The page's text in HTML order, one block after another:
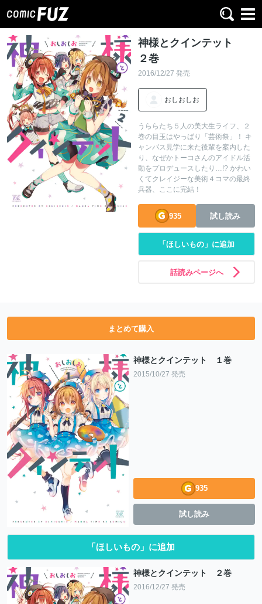
神様とクインテット
２巻
2016/12/27 発売
おしおしお
うららたち５人の美大生ライフ、２
巻の目玉はやっぱり「芸術祭」！ キ
ャンパス見学に来た後輩を案内した
り、なぜかトーコさんのアイドル活
動をプロデュースしたり…!? かわい
くてクレイジーな美術４コマの最終
兵器、ここに完結！
935 試し読み
「ほしいもの」に追加
話読みページへ
まとめて購入
神様とクインテット １巻
2015/10/27 発売
935
試し読み
「ほしいもの」に追加
神様とクインテット ２巻
2016/12/27 発売